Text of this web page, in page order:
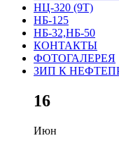
НЦ-320 (9Т)
НБ-125
НБ-32,НБ-50
КОНТАКТЫ
ФОТОГАЛЕРЕЯ
ЗИП К
16
Июн